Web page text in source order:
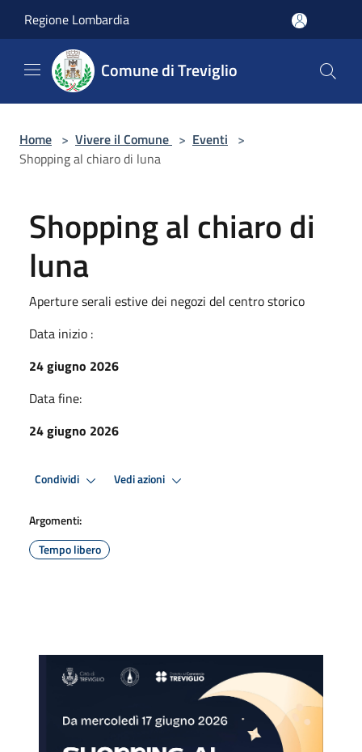
Regione Lombardia
Comune di Treviglio
Home > Vivere il Comune > Eventi >
Shopping al chiaro di luna
Shopping al chiaro di
luna
Aperture serali estive dei negozi del centro storico
Data inizio :
24 giugno 2026
Data fine:
24 giugno 2026
Condividi Vedi azioni
Argomenti:
Tempo libero